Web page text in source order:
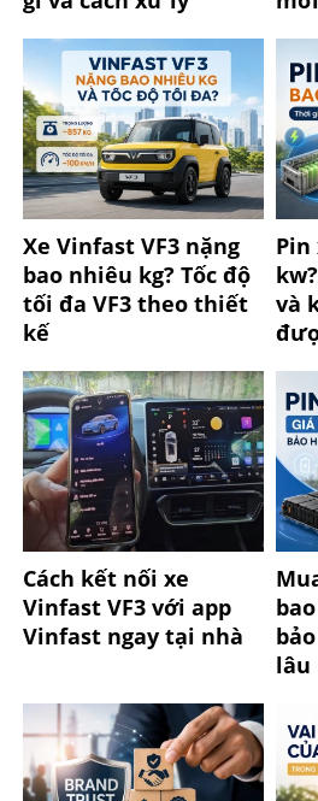
Xe Vinfast VF3 nặng
bao nhiêu kg? Tốc độ
tối đa VF3 theo thiết
kế
Pin
và
Cách kết nối xe
Vinfast VF3 với app
Vinfast ngay tại nhà
lâu